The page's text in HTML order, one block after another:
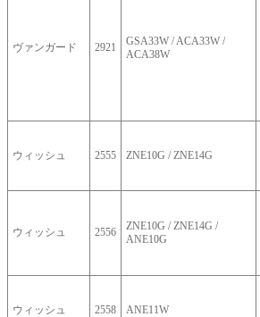
ヴァンガード 2921
GSA33W / ACA33W /
ACA38W
ウィッシュ 2555 ZNE10G / ZNE14G
ウィッシュ 2556
ZNE10G / ZNE14G /
ANE10G
ウィッシュ 2558 ANE11W